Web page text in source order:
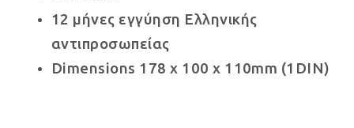
12 μήνες εγγύηση Ελληνικής
αντιπροσωπείας
Dimensions 178 x 100 x 110mm (1DIN)